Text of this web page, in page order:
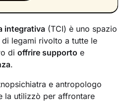
integrativa (TCI) è uno spazio
legami rivolto a tutte le
dioffrire supporto e
.
e antropologo
la utilizzò per affrontare